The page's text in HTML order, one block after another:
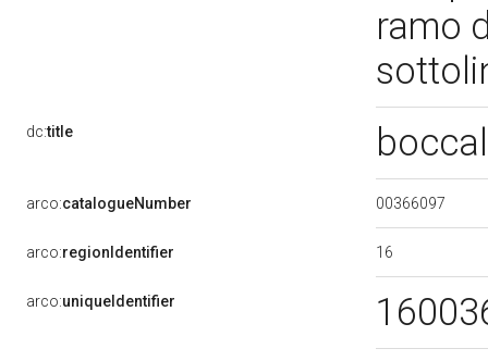
ramo
dc:title
arco:catalogueNumber 00366097
arco:regionIdentifier 16
arco:uniqueIdentifier